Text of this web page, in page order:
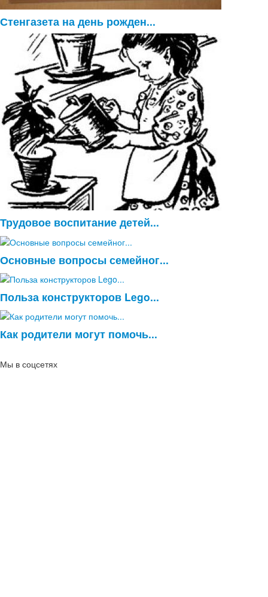
Стенгазета на день рожден...
Трудовое воспитание детей...
Основные вопросы семейног...
Польза конструкторов Lego...
Как родители могут помочь...
Мы в соцсетях